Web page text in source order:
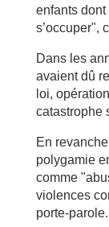
enfants
s’occuper",
Dans les
avaient dû
loi,
catastrophe
En
polygamie
comme
violences
porte-parole.